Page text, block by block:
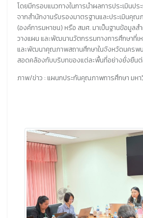
โดยมีกรอบแนวทางในการนำผลการประเมินป
จากสำนักงานรับรองมาตรฐานและประเมินคุณ
(องค์การมหาชน) หรือ สมศ. มาเป็นฐานข้อมูลส
วางแผน และพัฒนานวัตกรรมทางการศึกษาที่เ
และพัฒนาคุณภาพสถานศึกษาในจังหวัดนครพน
สอดคล้องกับบริบทของแต่ละพื้นที่อย่างยั่งยืนต่
ภาพ/ข่าว : แผนกประกันคุณภาพการศึกษา มห